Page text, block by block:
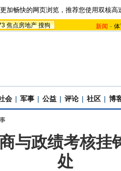
加畅快的网页浏览，推荐您使用双核高
焦点房地产 搜狗 新闻 -
会 | 军事 | 公益 | 评论 | 社区 | 博
与政绩考核挂
处